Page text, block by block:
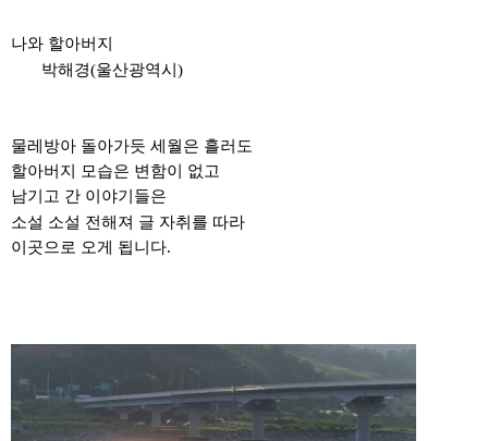
나와 할아버지
박해경(울산광역시)
물레방아 돌아가듯 세월은 흘러도
할아버지 모습은 변함이 없고
남기고 간 이야기들은
소설 소설 전해져 글 자취를 따라
이곳으로 오게 됩니다.